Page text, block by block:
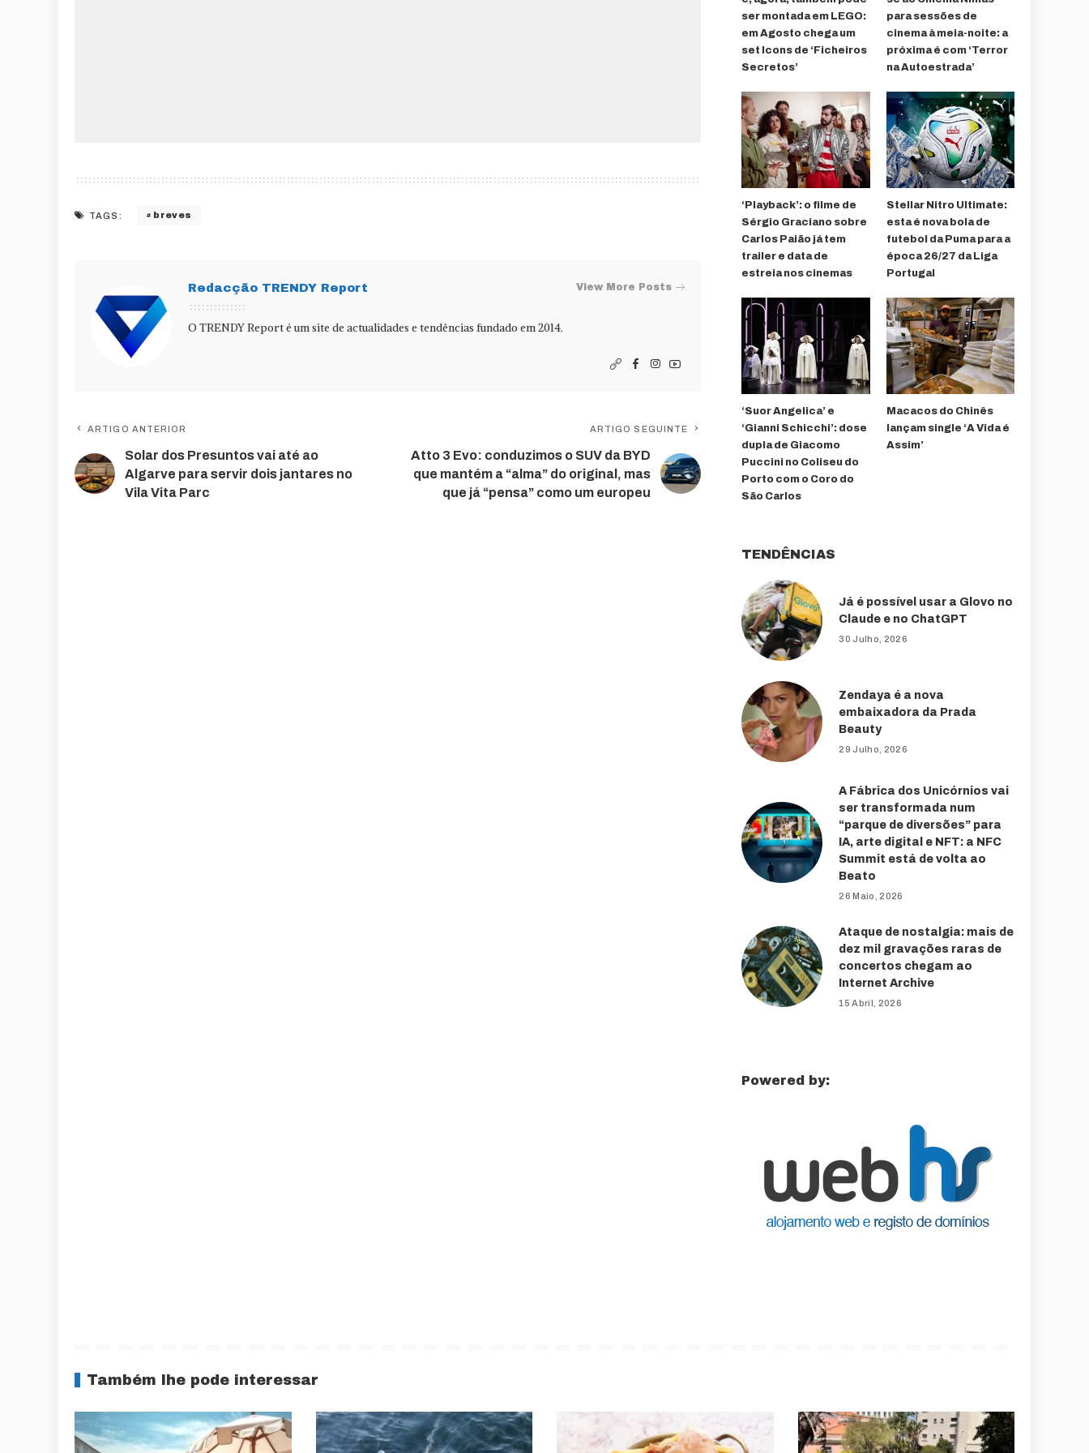
TAGS: breves
Redacção TRENDY Report View More Posts
O TRENDY Report é um site de actualidades e tendências fundado em 2014.
ARTIGO ANTERIOR
Solar dos Presuntos vai até ao
Algarve para servir dois jantares no
Vila Vita Parc
ARTIGO SEGUINTE
Atto 3 Evo: conduzimos o SUV da BYD
que mantém a “alma” do original, mas
que já “pensa” como um europeu
ser montada em LEGO:
em Agosto chega um
set Icons de ‘Ficheiros
Secretos’
para sessões de
cinema à meia-noite: a
próxima é com ‘Terror
na Autoestrada’
‘Playback’: o filme de
Sérgio Graciano sobre
Carlos Paião já tem
trailer e data de
estreia nos cinemas
Stellar Nitro Ultimate:
esta é nova bola de
futebol da Puma para a
época 26/27 da Liga
Portugal
‘Suor Angelica’ e
‘Gianni Schicchi’: dose
dupla de Giacomo
Puccini no Coliseu do
Porto com o Coro do
São Carlos
Macacos do Chinês
lançam single ‘A Vida é
Assim’
TENDÊNCIAS
Já é possível usar a Glovo no
Claude e no ChatGPT
30 Julho, 2026
Zendaya é a nova
embaixadora da Prada
Beauty
29 Julho, 2026
A Fábrica dos Unicórnios vai
ser transformada num
“parque de diversões” para
IA, arte digital e NFT: a NFC
Summit está de volta ao
Beato
26 Maio, 2026
Ataque de nostalgia: mais de
dez mil gravações raras de
concertos chegam ao
Internet Archive
15 Abril, 2026
Powered by:
Também lhe pode interessar